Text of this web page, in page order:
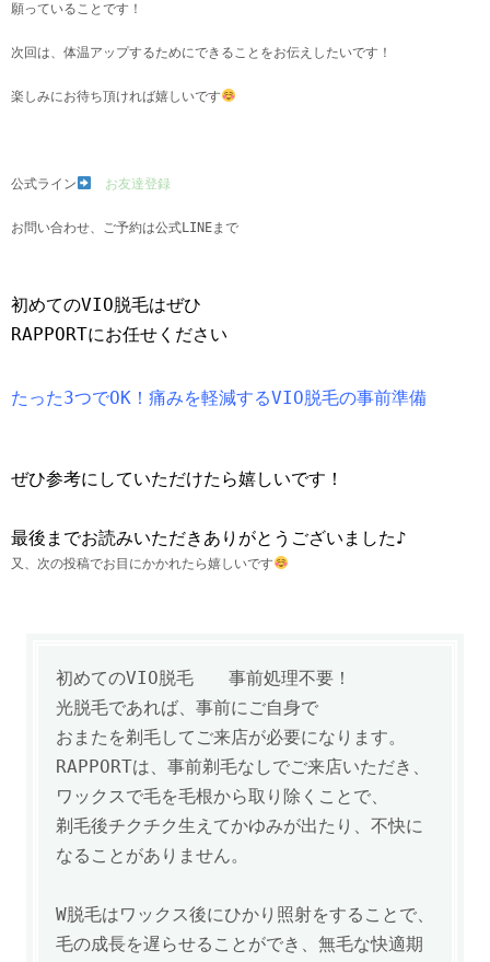
願っていることです！
次回は、体温アップするためにできることをお伝えしたいです！
楽しみにお待ち頂ければ嬉しいです
公式ライン お友達登録
お問い合わせ、ご予約は公式LINEまで
初めてのVIO脱毛はぜひ
RAPPORTにお任せください
たった3つでOK！痛みを軽減するVIO脱毛の事前準備
ぜひ参考にしていただけたら嬉しいです！
最後までお読みいただきありがとうございました♪
又、次の投稿でお目にかかれたら嬉しいです
初めてのVIO脱毛 事前処理不要！
光脱毛であれば、事前にご自身で
おまたを剃毛してご来店が必要になります。
RAPPORTは、事前剃毛なしでご来店いただき、
ワックスで毛を毛根から取り除くことで、
剃毛後チクチク生えてかゆみが出たり、不快に
なることがありません。
W脱毛はワックス後にひかり照射をすることで、
毛の成長を遅らせることができ、 無毛な快適期